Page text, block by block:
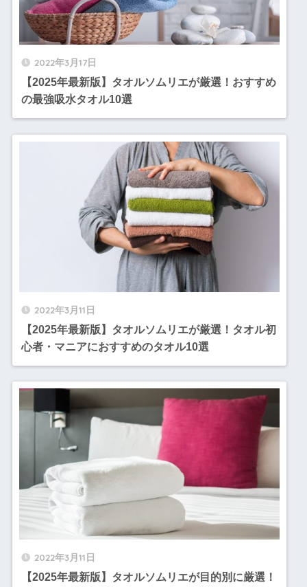
2022年3月17日
【2025年最新版】タオルソムリエが厳選！おすすめ
の最強吸水タオル10選
2022年3月11日
【2025年最新版】タオルソムリエが厳選！タオル初
心者・マニアにおすすめのタオル10選
2022年3月11日
【2025年最新版】タオルソムリエが目的別に厳選！